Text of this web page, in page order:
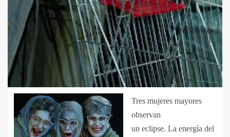
Tres mujeres mayores
observan
un eclipse. La energía del